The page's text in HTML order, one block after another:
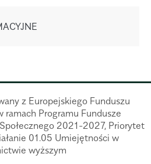
z Europejskiego Funduszu
ramach Programu Fundusze
2021-2027, Priorytet
01.05 Umiejętności w
wyższym